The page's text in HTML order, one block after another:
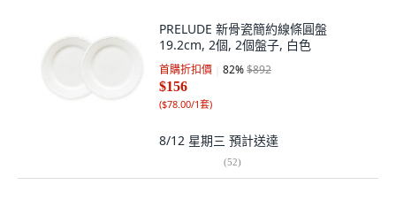
PRELUDE 新骨瓷簡約線條圓盤
19.2cm, 2個, 2個盤子, 白色
首購折扣價 82%$892
$156
($78.00/1套)
8/12 星期三 預計送達
(52)